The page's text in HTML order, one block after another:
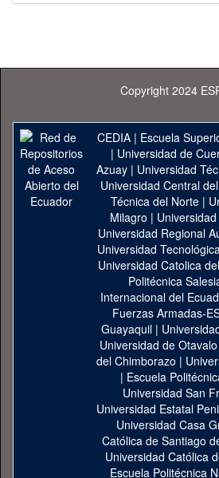
Copyright 2024
CEDIA| Escuela
| Universidad de
Azuay| Universidad
Universidad Central
Técnica del Norte |
Milagro |
Universidad Regional
Universidad
Universidad Catolica
Politécnica
Internacional del
Fuerzas Armadas-
Guayaquil|
Universidad de Otavalo
del Chimborazo |
| Escuela
Universidad San
Universidad Estatal
Universidad Casa
Católica de Santiago
Universidad Católica
Escuela Politécnica